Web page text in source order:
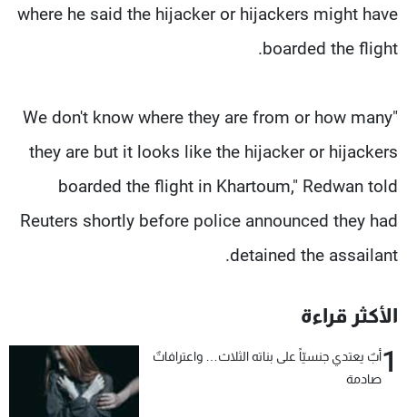
where he said the hijacker or hijackers might have
boarded the flight.
"We don't know where they are from or how many
they are but it looks like the hijacker or hijackers
boarded the flight in Khartoum," Redwan told
Reuters shortly before police announced they had
detained the assailant.
الأكثر قراءة
1أبٌ يعتدي جنسيّاً على بناته الثلاث… واعترافاتٌ
صادمة